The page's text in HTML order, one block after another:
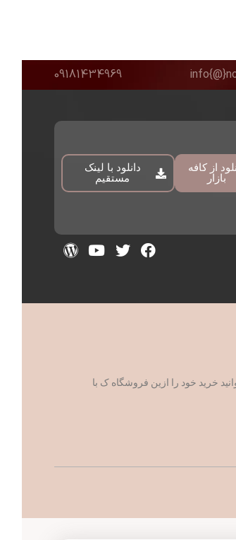
09181434969
از کافه
بازار
دانلود با لینک
مستقیم
خرید خود را ازین فروشگاه ک با